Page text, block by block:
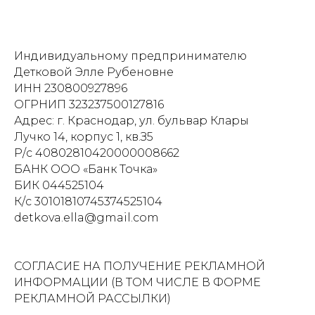
Индивидуальному предпринимателю
Детковой Элле Рубеновне
ИНН 230800927896
ОГРНИП 323237500127816
Адрес: г. Краснодар, ул. бульвар Клары
Лучко 14, корпус 1, кв.З5
Р/с 40802810420000008662
БАНК ООО «Банк Точка»
БИК 044525104
К/с 30101810745374525104
detkova.ella@gmail.com
СОГЛАСИЕ НА ПОЛУЧЕНИЕ РЕКЛАМНОЙ
ИНФОРМАЦИИ (В ТОМ ЧИСЛЕ В ФОРМЕ
РЕКЛАМНОЙ РАССЫЛКИ)